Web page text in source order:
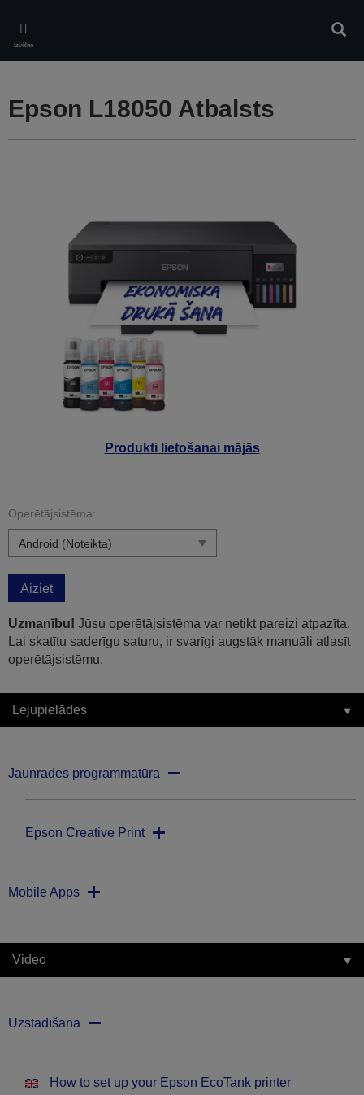
main
content
Izvēlne
Produkti lietošanai mājās
Epson L18050 Atbalsts
Operētājsistēma:
Aiziet
Uzmanību! Jūsu operētājsistēma var netikt pareizi atpazīta.
Lai skatītu saderīgu saturu, ir svarīgi augstāk manuāli atlasīt
operētājsistēmu.
Lejupielādes
Jaunrades programmatūra
Epson Creative Print
Mobile Apps
Video
Uzstādīšana
How to set up your Epson EcoTank printer